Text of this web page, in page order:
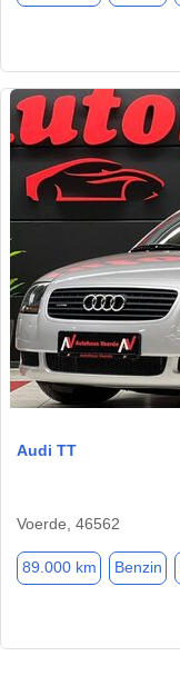
Audi TT
Voerde, 46562
89.000 km Benzin